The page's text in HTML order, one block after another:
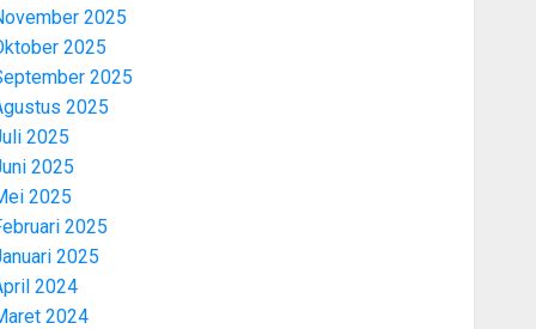
2025
2025
2025
2025
2025
2025
2025
2025
2025
2024
2024